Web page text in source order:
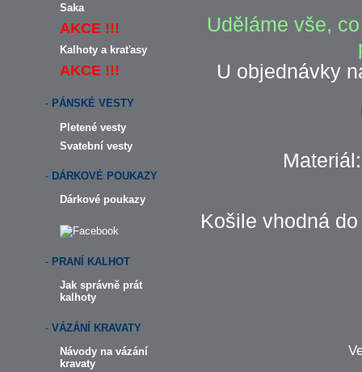
Saka
AKCE !!!
Kalhoty a kraťasy
AKCE !!!
- PÁNSKÉ VESTY
Pletené vesty
Svatební vesty
- DÁRKOVÉ POUKAZY
Dárkové poukazy
- PRANÍ KALHOT
Jak správně prát
kalhoty
- VÁZÁNÍ KRAVATY
Návody na vázání
kravaty
Uděláme vše,
U objednávky
Košile vhodná